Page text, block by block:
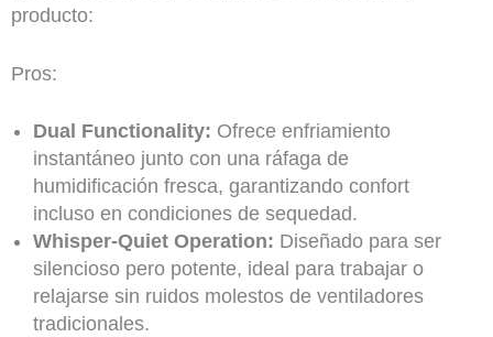
producto:
Pros:
Dual Functionality: Ofrece enfriamiento
instantáneo junto con una ráfaga de
humidificación fresca, garantizando confort
incluso en condiciones de sequedad.
Whisper-Quiet Operation: Diseñado para ser
silencioso pero potente, ideal para trabajar o
relajarse sin ruidos molestos de ventiladores
tradicionales.